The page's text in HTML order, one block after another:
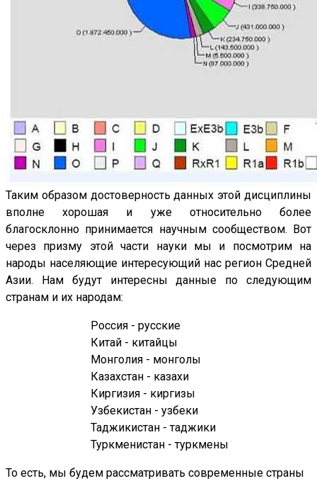
Таким образом достоверность данных этой дисциплины
вполне хорошая и уже относительно более
благосклонно принимается научным сообществом. Вот
через призму этой части науки мы и посмотрим на
народы населяющие интересующий нас регион Средней
Азии. Нам будут интересны данные по следующим
странам и их народам:
Россия - русские
Китай - китайцы
Монголия - монголы
Казахстан - казахи
Киргизия - киргизы
Узбекистан - узбеки
Таджикистан - таджики
Туркменистан - туркмены
То есть, мы будем рассматривать современные страны